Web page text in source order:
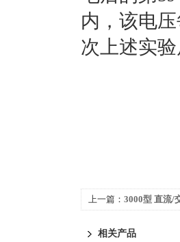
内，该电
次上述实
上一篇： 3000型 直流/
相关产品